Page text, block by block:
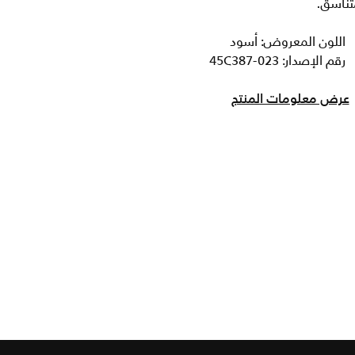
اللون المعروض: أسود
رقم الإصدار: 45C387-023
عرض معلومات المنتج